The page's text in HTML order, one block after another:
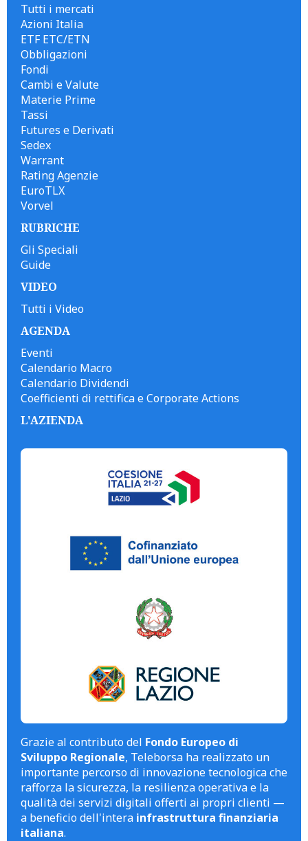
Tutti i mercati
Azioni Italia
ETF ETC/ETN
Obbligazioni
Fondi
Cambi e Valute
Materie Prime
Tassi
Futures e Derivati
Sedex
Warrant
Rating Agenzie
EuroTLX
Vorvel
RUBRICHE
Gli Speciali
Guide
VIDEO
Tutti i Video
AGENDA
Eventi
Calendario Macro
Calendario Dividendi
Coefficienti di rettifica e Corporate Actions
L'AZIENDA
Grazie al contributo del Fondo Europeo di
Sviluppo Regionale, Teleborsa ha realizzato un
importante percorso di innovazione tecnologica che
rafforza la sicurezza, la resilienza operativa e la
qualità dei servizi digitali offerti ai propri clienti —
a beneficio dell'intera infrastruttura finanziaria
italiana.